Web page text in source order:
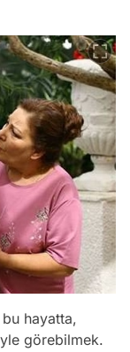
bu hayatta,
görebilmek.